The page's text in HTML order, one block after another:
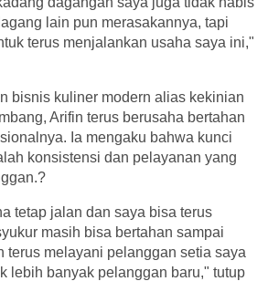
lain pun merasakannya, tapi
terus menjalankan usaha saya ini,"
bisnis kuliner modern alias kekinian
Arifin terus berusaha bertahan
Ia mengaku bahwa kunci
konsistensi dan pelayanan yang
tetap jalan dan saya bisa terus
masih bisa bertahan sampai
terus melayani pelanggan setia saya
lebih banyak pelanggan baru," tutup